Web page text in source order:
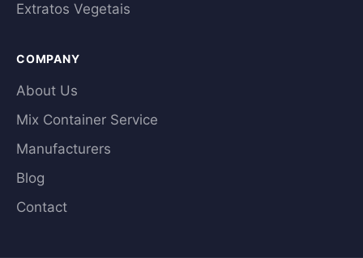
Extratos Vegetais
COMPANY
About Us
Mix Container Service
Manufacturers
Blog
Contact